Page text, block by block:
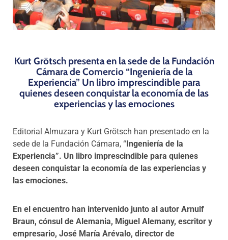
Kurt Grötsch presenta en la sede de la Fundación
Cámara de Comercio “Ingeniería de la
Experiencia” Un libro imprescindible para
quienes deseen conquistar la economía de las
experiencias y las emociones
Editorial Almuzara y Kurt Grötsch han presentado en la
sede de la Fundación Cámara, “Ingeniería de la
Experiencia”. Un libro imprescindible para quienes
deseen conquistar la economía de las experiencias y
las emociones.
En el encuentro han intervenido junto al autor Arnulf
Braun, cónsul de Alemania, Miguel Alemany, escritor y
empresario, José María Arévalo, director de